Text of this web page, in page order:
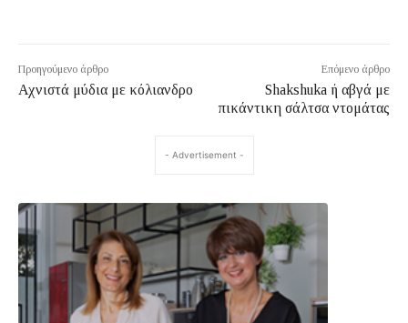
Προηγούμενο άρθρο
Αχνιστά μύδια με κόλιανδρο
Επόμενο άρθρο
Shakshuka ή αβγά με
πικάντικη σάλτσα ντομάτας
- Advertisement -